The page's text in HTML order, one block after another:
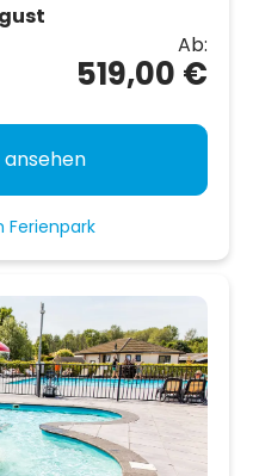
Ab:
519,00 €
Ferienpark